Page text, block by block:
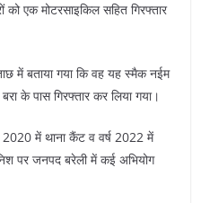
एक मोटरसाइकिल सहित गिरफ्तार
में बताया गया कि वह यह स्मैक नईम
के पास गिरफ्तार कर लिया गया।
2020 में थाना कैंट व वर्ष 2022 में
पर जनपद बरेली में कई अभियोग